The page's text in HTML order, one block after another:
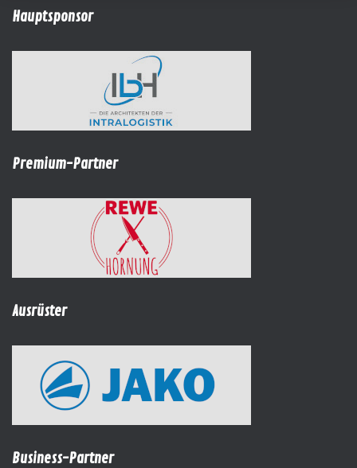
Hauptsponsor
Premium-Partner
Ausrüster
Business-Partner